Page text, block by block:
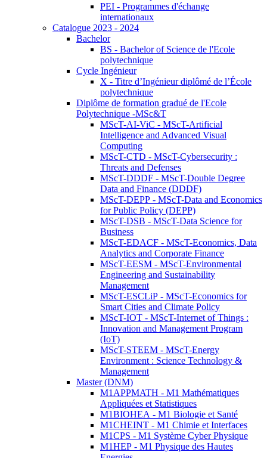
PEI - Programmes d'échange
internationaux
Catalogue 2023 - 2024
Bachelor
BS - Bachelor of Science de l'Ecole
polytechnique
Cycle Ingénieur
X - Titre d’Ingénieur diplômé de l’École
polytechnique
Diplôme de formation gradué de l'Ecole
Polytechnique -MSc&T
MScT-AI-ViC - MScT-Artificial
Intelligence and Advanced Visual
Computing
MScT-CTD - MScT-Cybersecurity :
Threats and Defenses
MScT-DDDF - MScT-Double Degree
Data and Finance (DDDF)
MScT-DEPP - MScT-Data and Economics
for Public Policy (DEPP)
MScT-DSB - MScT-Data Science for
Business
MScT-EDACF - MScT-Economics, Data
Analytics and Corporate Finance
MScT-EESM - MScT-Environmental
Engineering and Sustainability
Management
MScT-ESCLiP - MScT-Economics for
Smart Cities and Climate Policy
MScT-IOT - MScT-Internet of Things :
Innovation and Management Program
(IoT)
MScT-STEEM - MScT-Energy
Environment : Science Technology &
Management
Master (DNM)
M1APPMATH - M1 Mathématiques
Appliquées et Statistiques
M1BIOHEA - M1 Biologie et Santé
M1CHEINT - M1 Chimie et Interfaces
M1CPS - M1 Système Cyber Physique
M1HEP - M1 Physique des Hautes